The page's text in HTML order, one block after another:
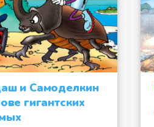
и Самоделкин
гигантских